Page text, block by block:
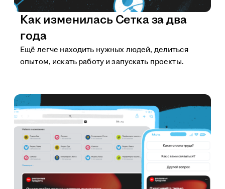
Как изменилась Сетка за два
года
Ещё легче находить нужных людей, делиться
опытом, искать работу и запускать проекты.